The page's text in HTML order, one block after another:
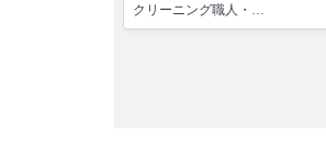
クリーニング職人・…